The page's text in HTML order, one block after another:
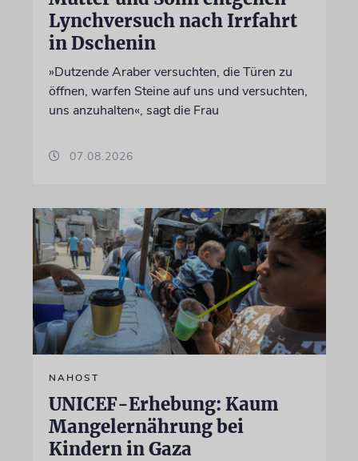
Lynchversuch nach Irrfahrt
in Dschenin
»Dutzende Araber versuchten, die Türen zu
öffnen, warfen Steine auf uns und versuchten,
uns anzuhalten«, sagt die Frau
07.08.2026
NAHOST
UNICEF-Erhebung: Kaum
Mangelernährung bei
Kindern in Gaza